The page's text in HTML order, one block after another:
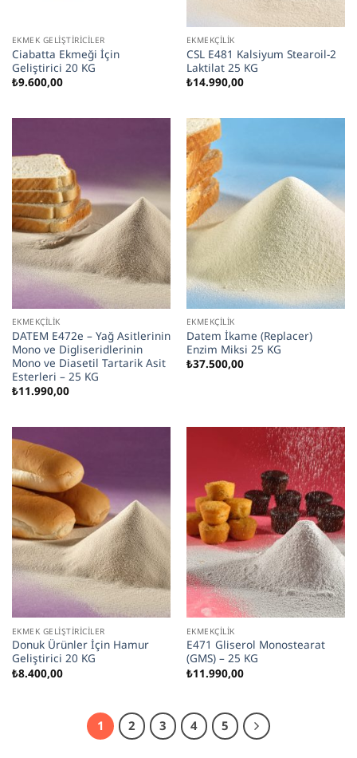
EKMEK GELIŞTIRICILER
Ciabatta Ekmeği İçin
Geliştirici 20 KG
₺9.600,00
EKMEKÇILIK
CSL E481 Kalsiyum Stearoil-2
Laktilat 25 KG
₺14.990,00
EKMEKÇILIK
DATEM E472e – Yağ Asitlerinin
Mono ve Digliseridlerinin
Mono ve Diasetil Tartarik Asit
Esterleri – 25 KG
₺11.990,00
EKMEKÇILIK
Datem İkame (Replacer)
Enzim Miksi 25 KG
₺37.500,00
EKMEK GELIŞTIRICILER
Donuk Ürünler İçin Hamur
Geliştirici 20 KG
₺8.400,00
EKMEKÇILIK
E471 Gliserol Monostearat
(GMS) – 25 KG
₺11.990,00
1 2 3 4 5